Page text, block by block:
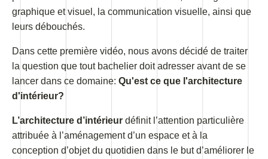
graphique et visuel, la communication visuelle, ainsi que
leurs débouchés.
Dans cette première vidéo, nous avons décidé de traiter
la question que tout bachelier doit adresser avant de se
lancer dans ce domaine: Qu'est ce que l'architecture
d'intérieur?
L’architecture d’intérieur définit l’attention particulière
attribuée à l’aménagement d’un espace et à la
conception d’objet du quotidien dans le but d’améliorer le